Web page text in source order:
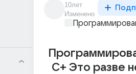
10лет
Изменено
С+ Это разве